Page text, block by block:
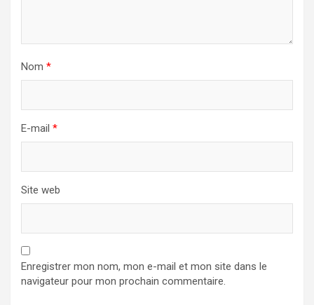
Nom *
E-mail *
Site web
Enregistrer mon nom, mon e-mail et mon site dans le
navigateur pour mon prochain commentaire.